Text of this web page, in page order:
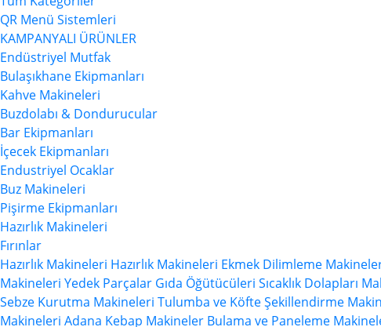
QR Menü Sistemleri
KAMPANYALI ÜRÜNLER
Endüstriyel Mutfak
Bulaşıkhane Ekipmanları
Kahve Makineleri
Buzdolabı & Dondurucular
Bar Ekipmanları
İçecek Ekipmanları
Endustriyel Ocaklar
Buz Makineleri
Pişirme Ekipmanları
Hazırlık Makineleri
Fırınlar
Hazırlık Makineleri Hazırlık Makineleri Ekmek Dilimleme
Makineleri Yedek Parçalar Gıda Öğütücüleri Sıcaklık Dolapları
Sebze Kurutma Makineleri Tulumba ve Köfte Şekillendirme
Makineleri Adana Kebap Makineler Bulama ve Paneleme